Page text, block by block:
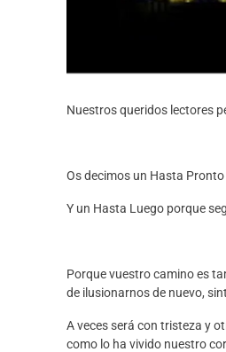
Nuestros queridos lectores
Os decimos un Hasta
Y un Hasta Luego porque
Porque vuestro camino es
de ilusionarnos de nuevo,
A veces será con tristeza y
como lo ha vivido nuestro